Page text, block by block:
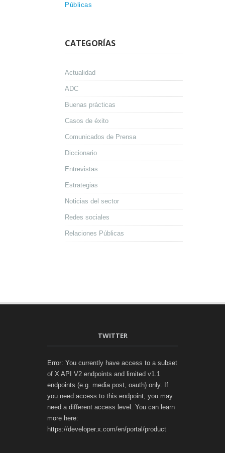
Públicas
CATEGORÍAS
Actualidad
ADC
Buenas prácticas
Casos de éxito
Comunicados de Prensa
Diccionario
Entrevistas
Estrategias
Noticias del sector
Redes sociales
Relaciones Públicas
TWITTER
Error: You currently have access to a subset
of X API V2 endpoints and limited v1.1
endpoints (e.g. media post, oauth) only. If
you need access to this endpoint, you may
need a different access level. You can learn
more here:
https://developer.x.com/en/portal/product